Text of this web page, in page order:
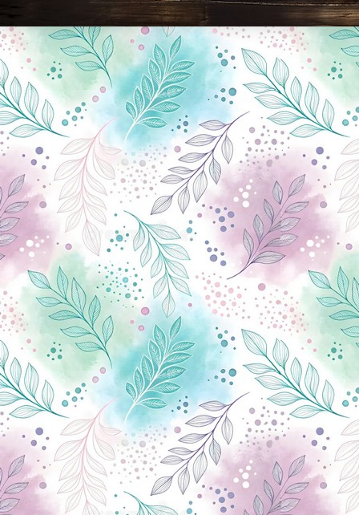
Новини Чернігова, Чернігівські новини, Чернігівський формат, новини Чернігова, події в Чернігові: політика, економіка, аналітика, культура, відеоновини, екологія, спортивний Чернігів, туризм, Чернігів